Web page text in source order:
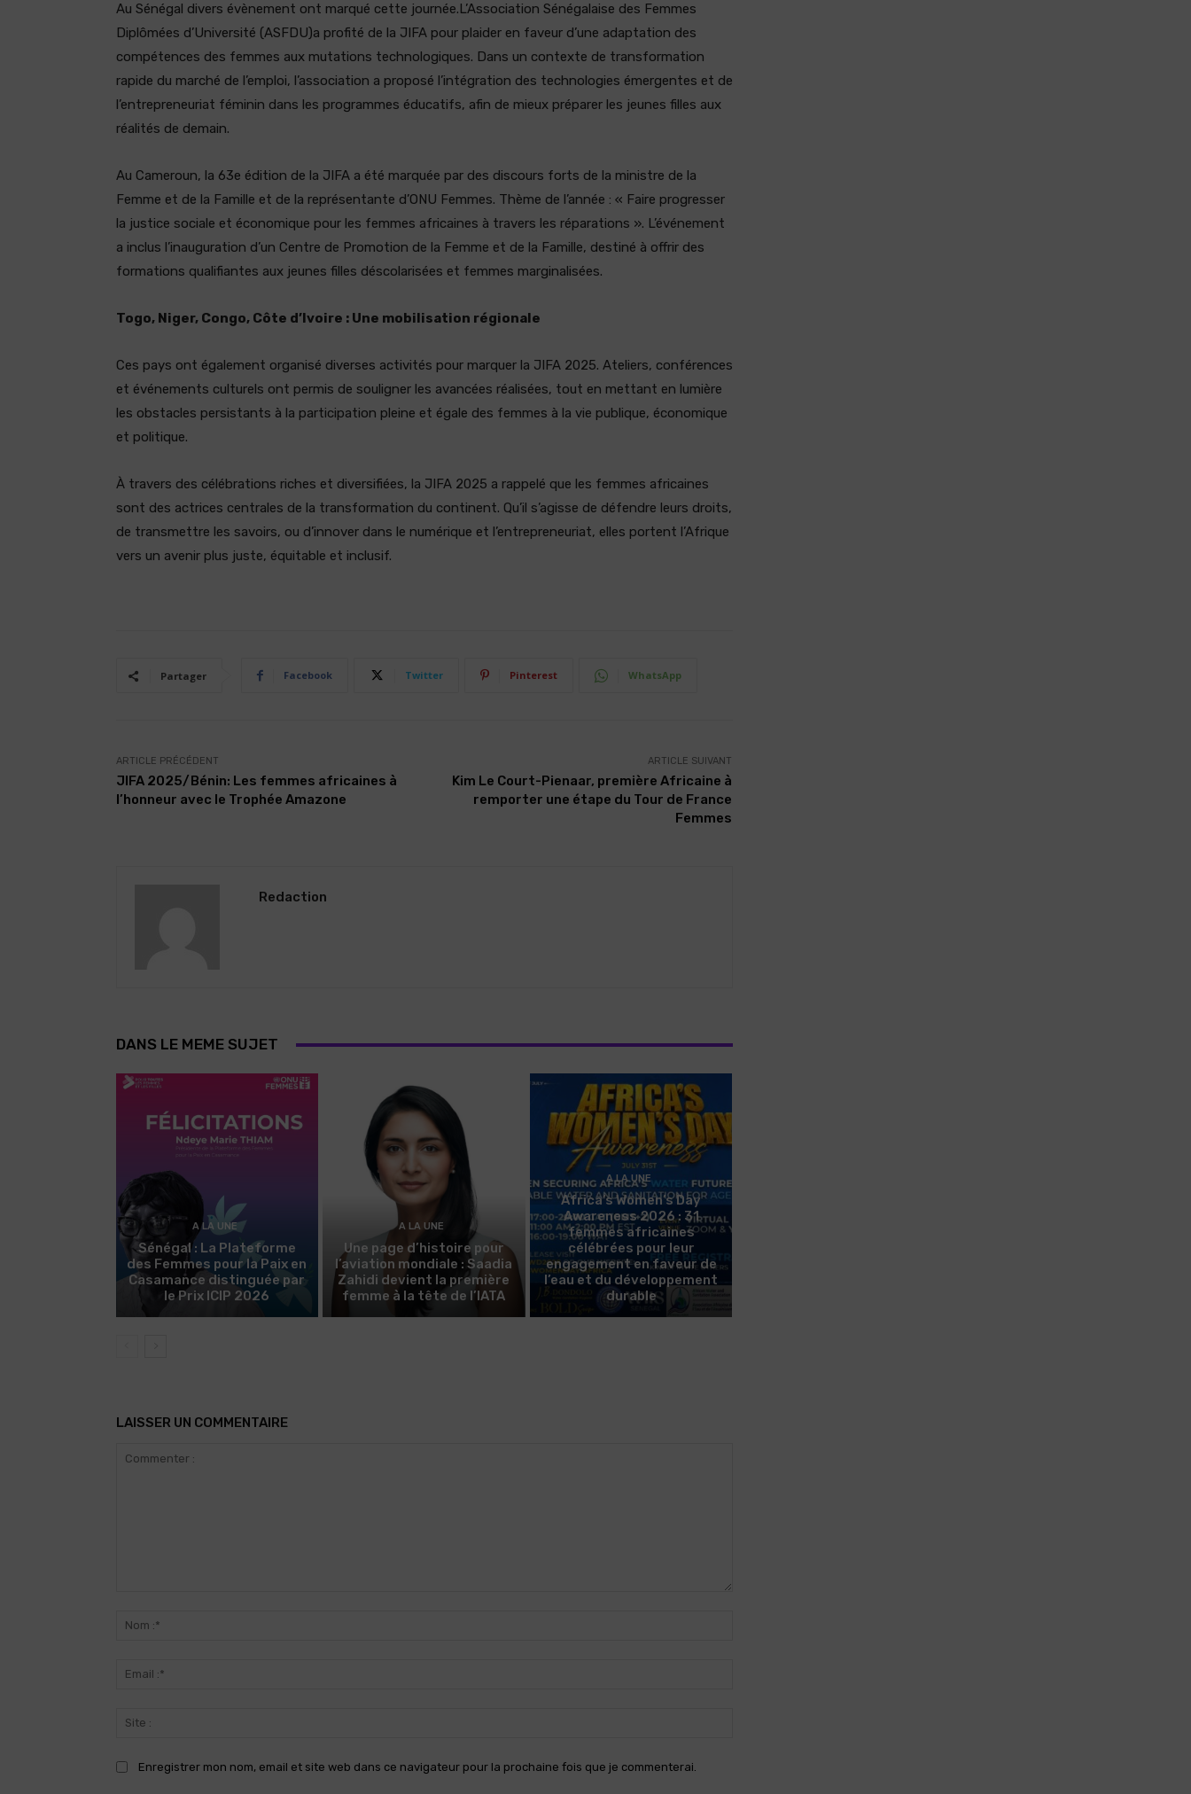
Au Sénégal divers évènement ont marqué cette journée.L’Association Sénégalaise des Femmes
Diplômées d’Université (ASFDU)a profité de la JIFA pour plaider en faveur d’une adaptation des
compétences des femmes aux mutations technologiques. Dans un contexte de transformation
rapide du marché de l’emploi, l’association a proposé l’intégration des technologies émergentes et de
l’entrepreneuriat féminin dans les programmes éducatifs, afin de mieux préparer les jeunes filles aux
réalités de demain.
Au Cameroun, la 63e édition de la JIFA a été marquée par des discours forts de la ministre de la
Femme et de la Famille et de la représentante d’ONU Femmes. Thème de l’année : « Faire progresser
la justice sociale et économique pour les femmes africaines à travers les réparations ». L’événement
a inclus l’inauguration d’un Centre de Promotion de la Femme et de la Famille, destiné à offrir des
formations qualifiantes aux jeunes filles déscolarisées et femmes marginalisées.
Togo, Niger, Congo, Côte d’Ivoire : Une mobilisation régionale
Ces pays ont également organisé diverses activités pour marquer la JIFA 2025. Ateliers, conférences
et événements culturels ont permis de souligner les avancées réalisées, tout en mettant en lumière
les obstacles persistants à la participation pleine et égale des femmes à la vie publique, économique
et politique.
À travers des célébrations riches et diversifiées, la JIFA 2025 a rappelé que les femmes africaines
sont des actrices centrales de la transformation du continent. Qu’il s’agisse de défendre leurs droits,
de transmettre les savoirs, ou d’innover dans le numérique et l’entrepreneuriat, elles portent l’Afrique
vers un avenir plus juste, équitable et inclusif.
Partager Facebook Twitter Pinterest WhatsApp
ARTICLE PRÉCÉDENT
JIFA 2025/Bénin: Les femmes africaines à
l’honneur avec le Trophée Amazone
ARTICLE SUIVANT
Kim Le Court-Pienaar, première Africaine à
remporter une étape du Tour de France
Femmes
Redaction
DANS LE MEME SUJET
A LA UNE
Sénégal : La Plateforme
des Femmes pour la Paix en
Casamance distinguée par
le Prix ICIP 2026
A LA UNE
Une page d’histoire pour
l’aviation mondiale : Saadia
Zahidi devient la première
femme à la tête de l’IATA
A LA UNE
Africa’s Women’s Day
Awareness 2026 : 31
femmes africaines
célébrées pour leur
engagement en faveur de
l’eau et du développement
durable
LAISSER UN COMMENTAIRE
Enregistrer mon nom, email et site web dans ce navigateur pour la prochaine fois que je commenterai.